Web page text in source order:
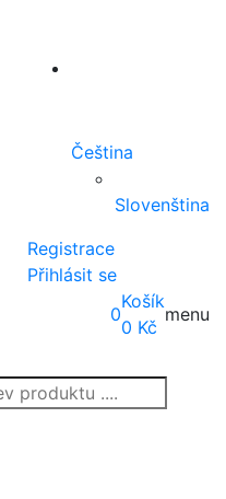
Čeština
Slovenština
Registrace
Přihlásit se
0
Košík
0 Kč
menu